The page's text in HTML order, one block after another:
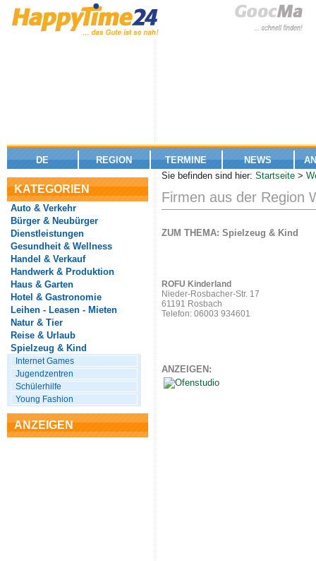
DE REGION TERMINE NEWS
KATEGORIEN
Auto & Verkehr
Bürger & Neubürger
Dienstleistungen
Gesundheit & Wellness
Handel & Verkauf
Handwerk & Produktion
Haus & Garten
Hotel & Gastronomie
Leihen - Leasen - Mieten
Natur & Tier
Reise & Urlaub
Spielzeug & Kind
Internet Games
Jugendzentren
Schülerhilfe
Young Fashion
ANZEIGEN
Sie befinden sind hier: Startseite >
Firmen aus der Region
ZUM THEMA: Spielzeug & Kind
ROFU Kinderland
Nieder-Rosbacher-Str. 17
61191 Rosbach
Telefon: 06003 934601
ANZEIGEN: